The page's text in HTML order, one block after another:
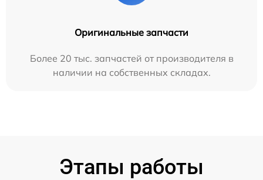
Оригинальные запчасти
Более 20 тыс. запчастей от производителя в
наличии на собственных складах.
Этапы работы